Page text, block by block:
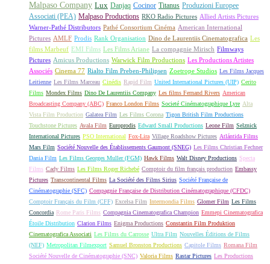
Malpaso Company Lux Danjaq Cocinor Titanus Produzioni Europee
Associati (PEA) Malpaso Productions RKO Radio Pictures Allied Artists Pictures
Warner-Pathé Distributors Pathé Consortium Cinéma American International
Pictures AMLF Prodis Rank Organisation Dino de Laurentiis Cinematografica Les
films Marbeuf EMI Films Les Films Ariane La compagnie Mirisch Filmways
Pictures Amicus Productions Warwick Film Productions Les Productions Artistes
Associés Cinema 77 Rialto Film Preben-Philipsen Zoetrope Studios Les Films Jacques
Leitienne Les Films Marceau Cinédis Rapid Film United International Pictures (UIP) Cerito
Films Mondex Films Dino De Laurentiis Company Les films Fernand Rivers American
Broadcasting Company (ABC) Franco London Films Societé Cinématographique Lyre Alta
Vista Film Production Galatea Film Les Films Corona Tigon British Film Productions
Touchstone Pictures Avala Film Europrodis Edward Small Productions Leone Film Selznick
International Pictures PSO International Fox-Lira Village Roadshow Pictures Atlántida Films
Mars Film Société Nouvelle des Établissements Gaumont (SNEG) Les Films Christian Fechner
Dania Film Les Films Georges Muller (FGM) Hawk Films Walt Disney Productions Specta
Films Cady Films Les Films Roger Richebé Comptoir du film français production Embassy
Pictures Transcontinental Films La Société des Films Sirius Société Française de
Cinématographie (SFC) Compagnie Française de Distribution Cinématographique (CFDC)
Comptoir Français du Film (CFF) Excelsa Film Intermondia Films Glomer Film Les Films
Concordia Rome Paris Films Compagnia Cinematografica Champion Emmepi Cinematografica
Étoile Distribution Clarion Films Enigma Productions Constantin Film Produktion
Cinematografica Associati Les Films du Carrosse Ultra Film Nouvelles Éditions de Films
(NEF) Metropolitan Filmexport Samuel Bronston Productions Capitole Films Romana Film
Société Nouvelle de Cinématographie (SNC) Valoria Films Rastar Pictures Les Productions